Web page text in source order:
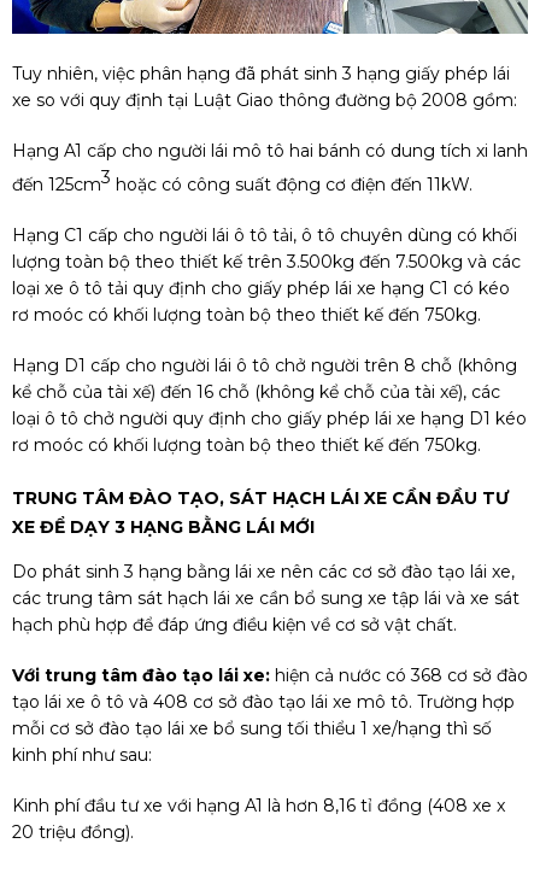
Tuy nhiên, việc phân hạng đã phát sinh 3 hạng giấy phép lái
xe so với quy định tại Luật Giao thông đường bộ 2008 gồm:
Hạng A1 cấp cho người lái mô tô hai bánh có dung tích xi lanh
đến 125cm3 hoặc có công suất động cơ điện đến 11kW.
Hạng C1 cấp cho người lái ô tô tải, ô tô chuyên dùng có khối
lượng toàn bộ theo thiết kế trên 3.500kg đến 7.500kg và các
loại xe ô tô tải quy định cho giấy phép lái xe hạng C1 có kéo
rơ moóc có khối lượng toàn bộ theo thiết kế đến 750kg.
Hạng D1 cấp cho người lái ô tô chở người trên 8 chỗ (không
kể chỗ của tài xế) đến 16 chỗ (không kể chỗ của tài xế), các
loại ô tô chở người quy định cho giấy phép lái xe hạng D1 kéo
rơ moóc có khối lượng toàn bộ theo thiết kế đến 750kg.
TRUNG TÂM ĐÀO TẠO, SÁT HẠCH LÁI XE CẦN ĐẦU TƯ
XE ĐỂ DẠY 3 HẠNG BẰNG LÁI MỚI
Do phát sinh 3 hạng bằng lái xe nên các cơ sở đào tạo lái xe,
các trung tâm sát hạch lái xe cần bổ sung xe tập lái và xe sát
hạch phù hợp để đáp ứng điều kiện về cơ sở vật chất.
Với trung tâm đào tạo lái xe: hiện cả nước có 368 cơ sở đào
tạo lái xe ô tô và 408 cơ sở đào tạo lái xe mô tô. Trường hợp
mỗi cơ sở đào tạo lái xe bổ sung tối thiểu 1 xe/hạng thì số
kinh phí như sau:
Kinh phí đầu tư xe với hạng A1 là hơn 8,16 tỉ đồng (408 xe x
20 triệu đồng).